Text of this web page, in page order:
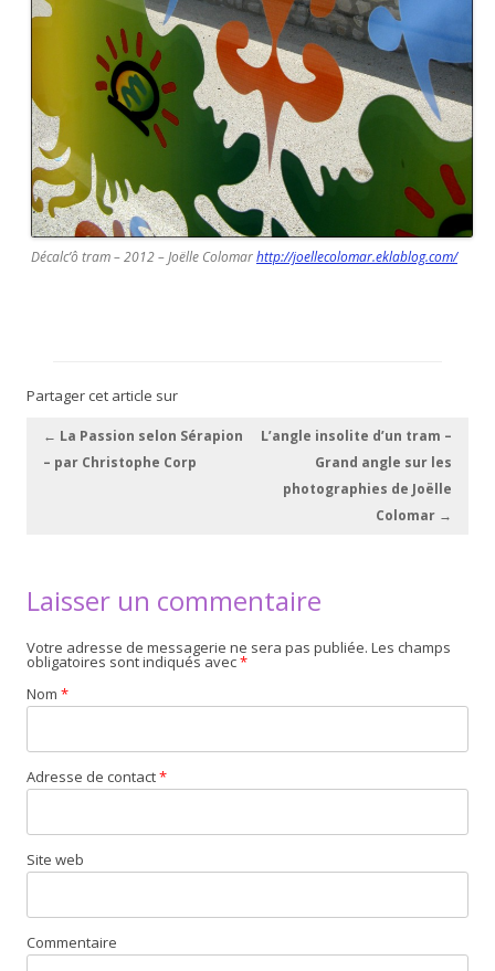
Décalc’ô tram – 2012 – Joëlle Colomarhttp://joellecolomar.eklablog.com/
Partager cet article sur
Navigation des articles
← La Passion selon Sérapion
– par Christophe Corp
L’angle insolite d’un tram –
Grand angle sur les
photographies de Joëlle
Colomar →
Laisser un commentaire
Votre adresse de messagerie ne sera pas publiée. Les champs
obligatoires sont indiqués avec*
Nom *
Adresse de contact*
Site web
Commentaire